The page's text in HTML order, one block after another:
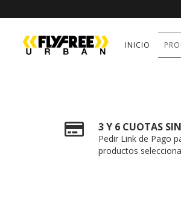
INICIO
3 Y 6 CUOTAS
Pedir Link de Pago
productos